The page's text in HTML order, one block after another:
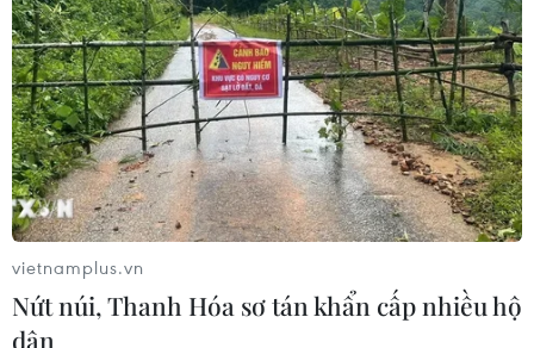
vietnamplus.vn
Nứt núi, Thanh Hóa sơ tán khẩn cấp nhiều hộ
dân